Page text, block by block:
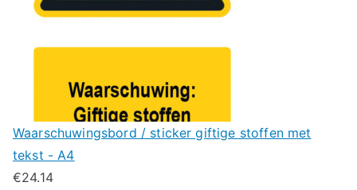
Waarschuwingsbord / sticker giftige stoffen met
tekst - A4
€24.14